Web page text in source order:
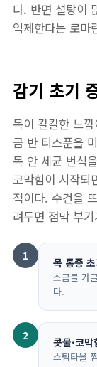
다. 반면 설탕이
억제한다는 로마
감기 초기
목이 칼칼한 느
금 반 티스푼을
목 안 세균 번식
코막힘이 시작되
적이다. 수건을
려두면 점막 부
1
목 통증
소금물 가
다.
2
콧물·코막
스팀타올